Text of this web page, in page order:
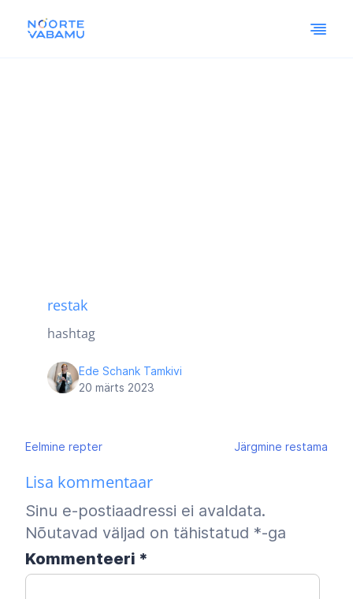
restak
hashtag
Ede Schank Tamkivi
20 märts 2023
Navigeerimine
Eelmine repter Järgmine restama
Lisa kommentaar
Sinu e-postiaadressi ei avaldata.
Nõutavad väljad on tähistatud *-ga
Kommenteeri *